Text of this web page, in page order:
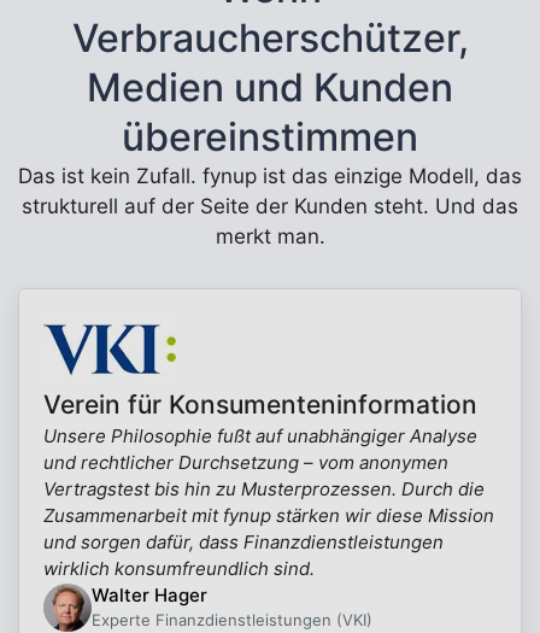
Verbraucherschützer,
Medien und Kunden
übereinstimmen
Das ist kein Zufall. fynup ist das einzige Modell, das
strukturell auf der Seite der Kunden steht. Und das
merkt man.
Verein für Konsumenteninformation
Unsere Philosophie fußt auf unabhängiger Analyse
und rechtlicher Durchsetzung – vom anonymen
Vertragstest bis hin zu Musterprozessen. Durch die
Zusammenarbeit mit fynup stärken wir diese Mission
und sorgen dafür, dass Finanzdienstleistungen
wirklich konsumfreundlich sind.
Walter Hager
Experte Finanzdienstleistungen (VKI)